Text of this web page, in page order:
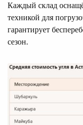
Каждый склад
техникой для
гарантирует
сезон.